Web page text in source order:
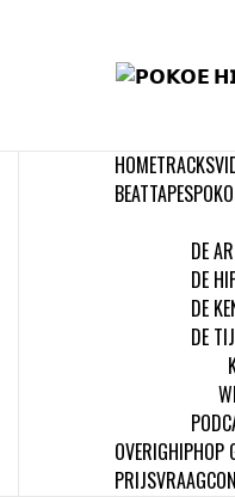
HOMETRACKS
BEATTAPES
DE
DE
DE
DE
OVERIGHIPHOP
PRIJSVRAAG